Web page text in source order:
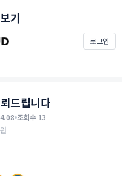
로그인
기
드립니다
조회수 13